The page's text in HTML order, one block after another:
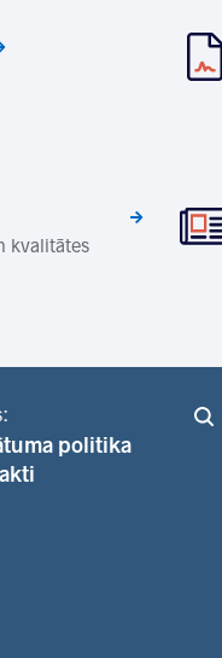
kvalitātes
politika